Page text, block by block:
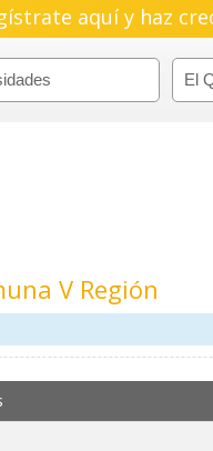
aquí y haz
V Región